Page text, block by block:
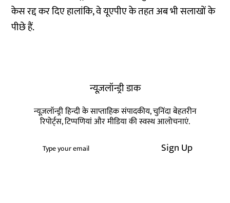
केस रद्द कर दिए हालांकि, वे यूएपीए के तहत अब भी सलाखों के
पीछे हैं.
न्यूज़लॉन्ड्री डाक
न्यूज़लॉन्ड्री हिन्दी के साप्ताहिक संपादकीय, चुनिंदा बेहतरीन
रिपोर्ट्स, टिप्पणियां और मीडिया की स्वस्थ आलोचनाएं.
Sign Up